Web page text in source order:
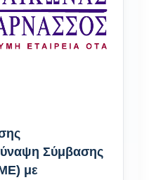
Σύμβασης
με